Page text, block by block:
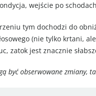
wejście po
tym dochodzi do
(nie tylko krtani,
zatok jest znacznie
być obserwowane zmiany,